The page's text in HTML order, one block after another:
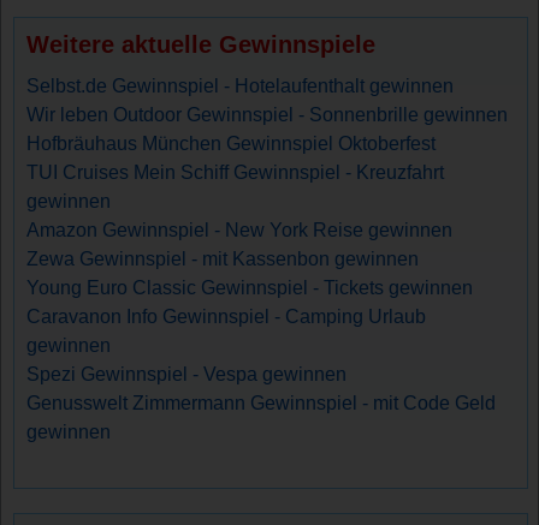
Weitere aktuelle Gewinnspiele
Selbst.de Gewinnspiel - Hotelaufenthalt gewinnen
Wir leben Outdoor Gewinnspiel - Sonnenbrille gewinnen
Hofbräuhaus München Gewinnspiel Oktoberfest
TUI Cruises Mein Schiff Gewinnspiel - Kreuzfahrt
gewinnen
Amazon Gewinnspiel - New York Reise gewinnen
Zewa Gewinnspiel - mit Kassenbon gewinnen
Young Euro Classic Gewinnspiel - Tickets gewinnen
Caravanon Info Gewinnspiel - Camping Urlaub
gewinnen
Spezi Gewinnspiel - Vespa gewinnen
Genusswelt Zimmermann Gewinnspiel - mit Code Geld
gewinnen